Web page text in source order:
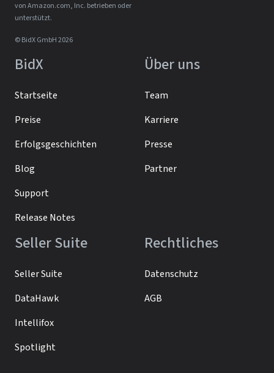
von Amazon.com, Inc. betrieben oder
unterstützt.
© BidX GmbH 2026
BidX
Startseite
Preise
Erfolgsgeschichten
Blog
Support
Release Notes
Über uns
Team
Karriere
Presse
Partner
Seller Suite
Seller Suite
DataHawk
Intellifox
Spotlight
Rechtliches
Datenschutz
AGB